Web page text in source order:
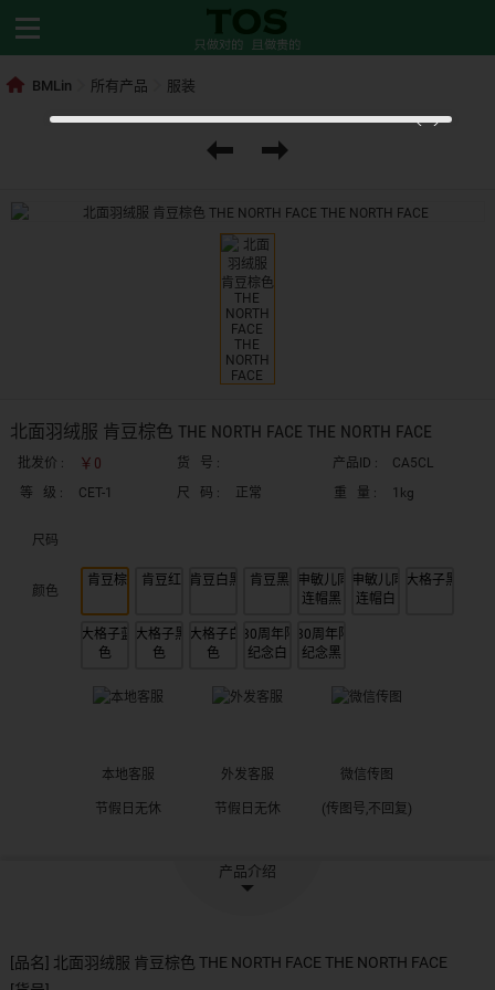
BMLin 所有产品 服装
北面羽绒服 肯豆棕色 THE NORTH FACE THE NORTH FACE
批发价 : ￥0 货 号 : 产品ID :
CA5CL
等 级 :
CET-1 尺 码 : 正常 重 量 : 1kg
尺码
颜色
本地客服
节假日无休
外发客服
节假日无休
微信传图
(传图号,不回复)
产品介绍
[品名] 北面羽绒服 肯豆棕色 THE NORTH FACE THE NORTH FACE